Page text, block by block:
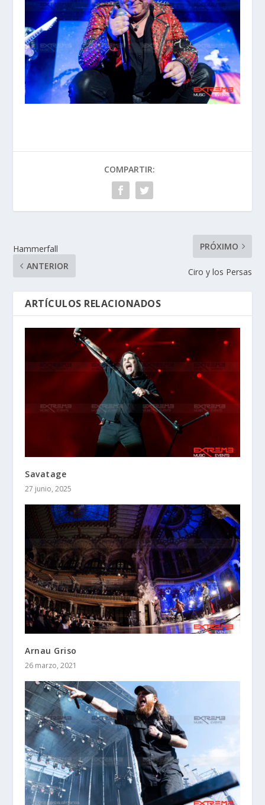
COMPARTIR:
Hammerfall
ANTERIOR
PRÓXIMO
Ciro y los Persas
ARTÍCULOS RELACIONADOS
Savatage
27 junio, 2025
Arnau Griso
26 marzo, 2021